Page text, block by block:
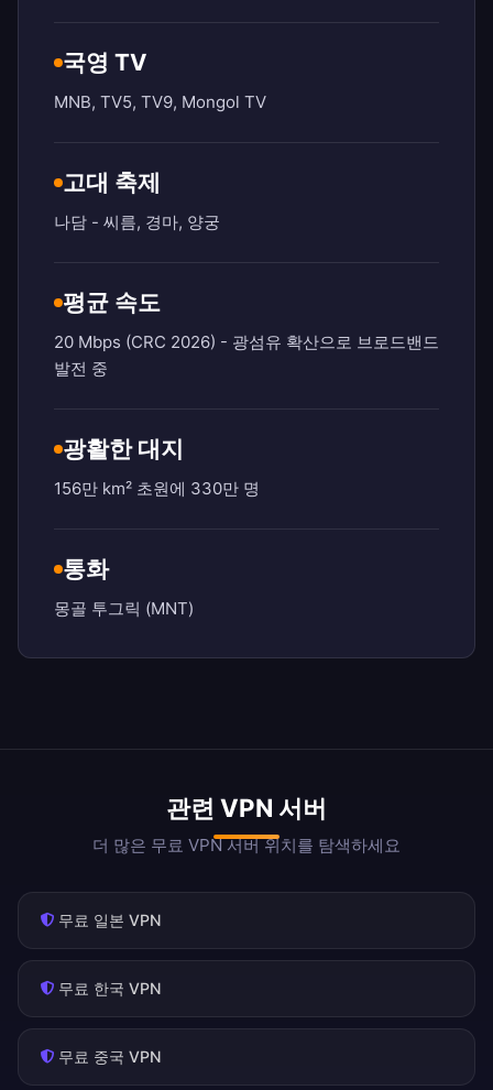
국영 TV
MNB, TV5, TV9, Mongol TV
고대 축제
나담 - 씨름, 경마, 양궁
평균 속도
20 Mbps (CRC 2026) - 광섬유 확산으로 브로드밴드
발전 중
광활한 대지
156만 km² 초원에 330만 명
통화
몽골 투그릭 (MNT)
관련 VPN 서버
더 많은 무료 VPN 서버 위치를 탐색하세요
무료 일본 VPN
무료 한국 VPN
무료 중국 VPN